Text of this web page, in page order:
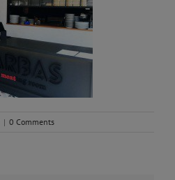
| 0 Comments